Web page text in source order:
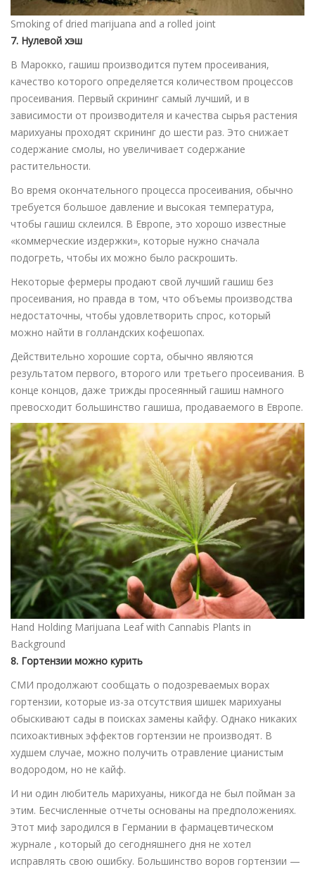
Smoking of dried marijuana and a rolled joint
7. Нулевой хэш
В Марокко, гашиш производится путем просеивания,
качество которого определяется количеством процессов
просеивания. Первый скрининг самый лучший, и в
зависимости от производителя и качества сырья растения
марихуаны проходят скрининг до шести раз. Это снижает
содержание смолы, но увеличивает содержание
растительности.
Во время окончательного процесса просеивания, обычно
требуется большое давление и высокая температура,
чтобы гашиш склеился. В Европе, это хорошо известные
«коммерческие издержки», которые нужно сначала
подогреть, чтобы их можно было раскрошить.
Некоторые фермеры продают свой лучший гашиш без
просеивания, но правда в том, что объемы производства
недостаточны, чтобы удовлетворить спрос, который
можно найти в голландских кофешопах.
Действительно хорошие сорта, обычно являются
результатом первого, второго или третьего просеивания. В
конце концов, даже трижды просеянный гашиш намного
превосходит большинство гашиша, продаваемого в Европе.
Hand Holding Marijuana Leaf with Cannabis Plants in
Background
8. Гортензии можно курить
СМИ продолжают сообщать о подозреваемых ворах
гортензии, которые из-за отсутствия шишек марихуаны
обыскивают сады в поисках замены кайфу. Однако никаких
психоактивных эффектов гортензии не производят. В
худшем случае, можно получить отравление цианистым
водородом, но не кайф.
И ни один любитель марихуаны, никогда не был пойман за
этим. Бесчисленные отчеты основаны на предположениях.
Этот миф зародился в Германии в фармацевтическом
журнале , который до сегодняшнего дня не хотел
исправлять свою ошибку. Большинство воров гортензии —